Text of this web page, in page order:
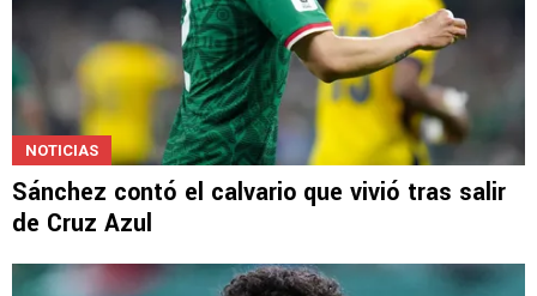
NOTICIAS
Sánchez contó el calvario que vivió tras salir
de Cruz Azul